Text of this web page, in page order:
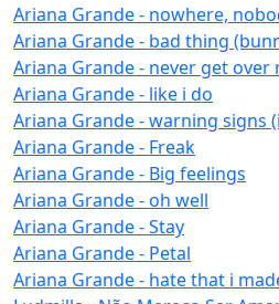
Ariana Grande - nowhere,
Ariana Grande - bad thing
Ariana Grande - never get over
Ariana Grande - like i do
Ariana Grande - warning signs
Ariana Grande - Freak
Ariana Grande - Big feelings
Ariana Grande - oh well
Ariana Grande - Stay
Ariana Grande - Petal
Ariana Grande - hate that i